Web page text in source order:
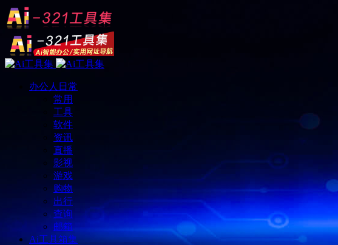
办公人日常
常用
工具
软件
资讯
直播
影视
游戏
购物
出行
查询
邮箱
Ai工具箱集